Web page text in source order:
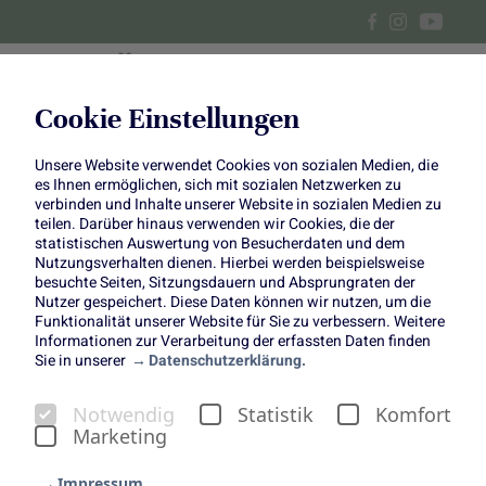
Cookie Einstellungen
Unsere Website verwendet Cookies von sozialen Medien, die
es Ihnen ermöglichen, sich mit sozialen Netzwerken zu
verbinden und Inhalte unserer Website in sozialen Medien zu
teilen. Darüber hinaus verwenden wir Cookies, die der
statistischen Auswertung von Besucherdaten und dem
Nutzungsverhalten dienen. Hierbei werden beispielsweise
besuchte Seiten, Sitzungsdauern und Absprungraten der
Nutzer gespeichert. Diese Daten können wir nutzen, um die
Funktionalität unserer Website für Sie zu verbessern. Weitere
Informationen zur Verarbeitung der erfassten Daten finden
Sie in unserer
Datenschutzerklärung.
Notwendig Statistik
Komfort
Marketing
Hollywood-Feeling am rot-
pinken Teppich
Straelen/Berlin, 08. Mai 2024
Beim Deutschen Filmpreis im Theater am Potsdamer
Platz ließ das Team der Initiative „1000 gute Gründe“
Anfang Mai den roten Teppich in Berlin dank einer pinken
Pflanzenwand erstrahlen. Die Wand bestand aus